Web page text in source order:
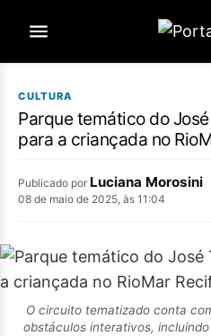
CULTURA
Parque temático do
para a criançada no
Publicado por Luciana Morosini
08 de maio de 2025, às 11:04
O circuito tematizado conta
obstáculos interativos,